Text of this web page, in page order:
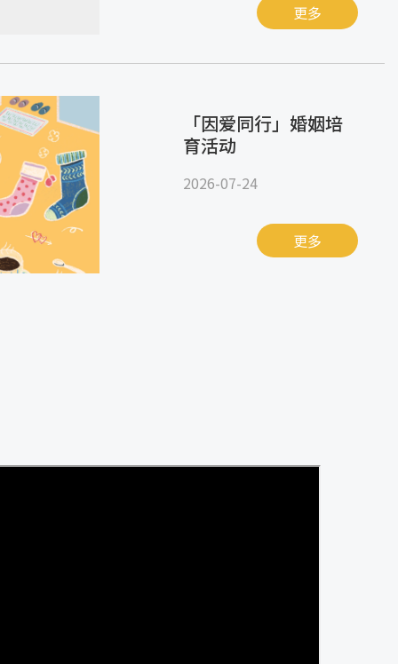
更多
「因爱同行」婚姻培
育活动
2026-07-24
更多